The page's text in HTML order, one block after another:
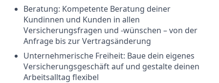
Beratung: Kompetente Beratung deiner
Kundinnen und Kunden in allen
Versicherungsfragen und -wünschen – von der
Anfrage bis zur Vertragsänderung
Unternehmerische Freiheit: Baue dein eigenes
Versicherungsgeschäft auf und gestalte deinen
Arbeitsalltag flexibel